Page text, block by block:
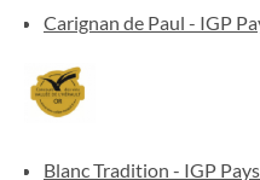
Carignan de Paul - IGP
Blanc Tradition - IGP